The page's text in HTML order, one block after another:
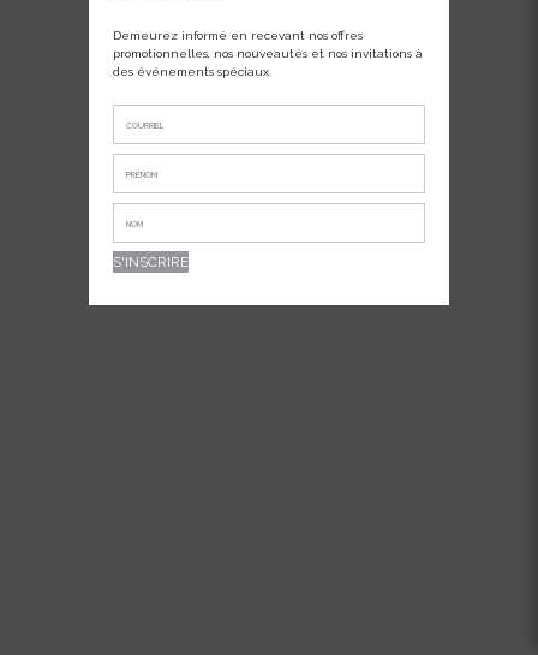
Demeurez informé en recevant nos offres
promotionnelles, nos nouveautés et nos invitations à
des événements spéciaux.